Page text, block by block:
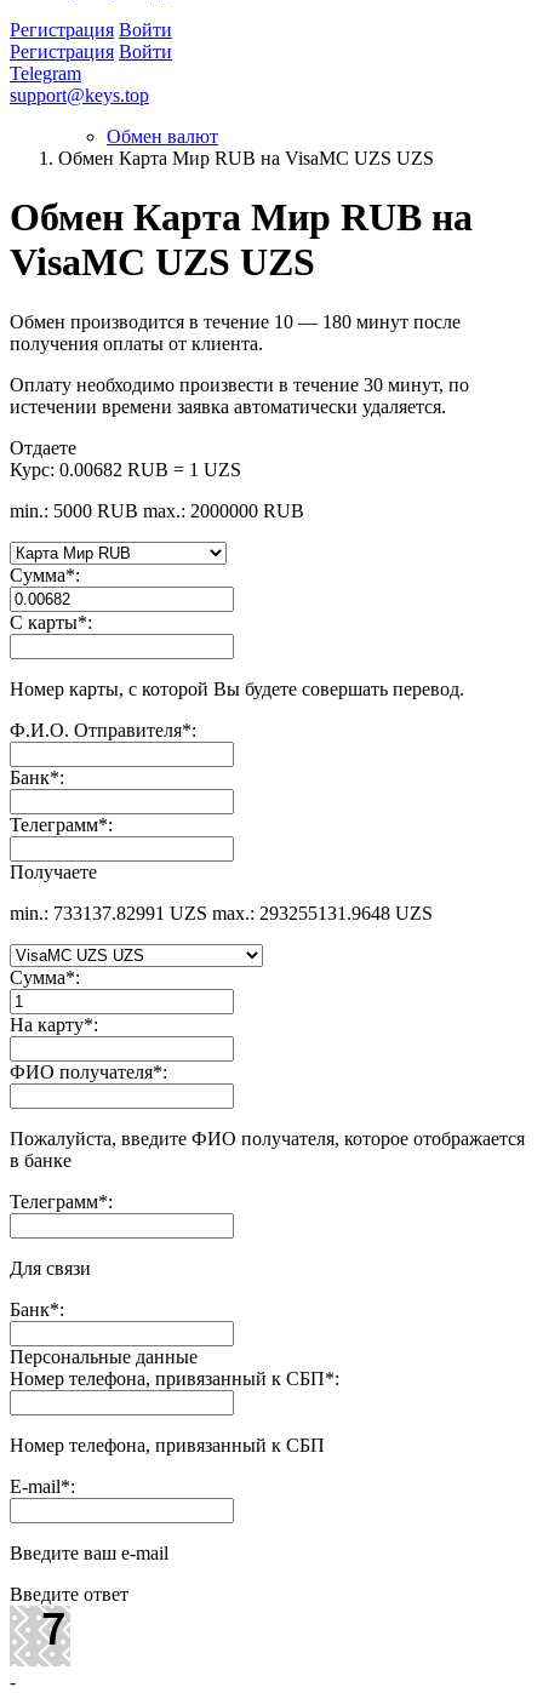
Регистрация Войти
Регистрация Войти
Telegram
support@keys.top
Обмен валют
Обмен Карта Мир RUB на VisaMC UZS UZS
Обмен Карта Мир RUB на
VisaMC UZS UZS
Обмен производится в течение 10 — 180 минут после
получения оплаты от клиента.
Оплату необходимо произвести в течение 30 минут, по
истечении времени заявка автоматически удаляется.
Отдаете
Курс: 0.00682 RUB = 1 UZS
min.: 5000 RUB max.: 2000000 RUB
Сумма*:
С карты*:
Номер карты, с которой Вы будете совершать перевод.
Ф.И.О. Отправителя*:
Банк*:
Телеграмм*:
Получаете
min.: 733137.82991 UZS max.: 293255131.9648 UZS
Сумма*:
На карту*:
ФИО получателя*:
Пожалуйста, введите ФИО получателя, которое отображается
в банке
Телеграмм*:
Для связи
Банк*:
Персональные данные
Номер телефона, привязанный к СБП*:
Номер телефона, привязанный к СБП
E-mail*:
Введите ваш e-mail
Введите ответ
-